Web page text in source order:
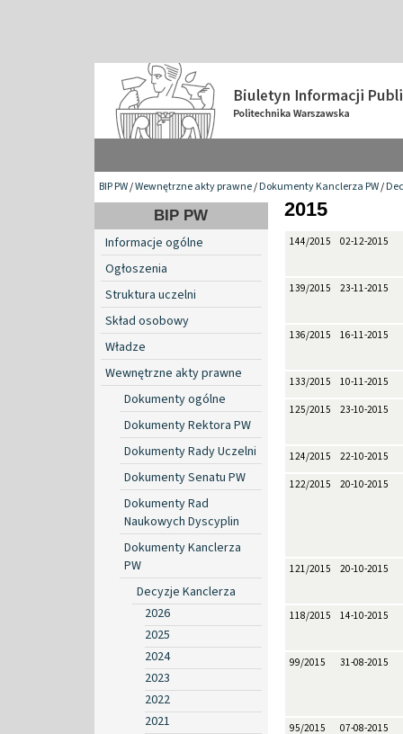
BIP PW/Wewnętrzne akty prawne/Dokumenty Kanclerza PW/
BIP PW
Informacje ogólne
Ogłoszenia
Struktura uczelni
Skład osobowy
Władze
Wewnętrzne akty prawne
Dokumenty ogólne
Dokumenty Rektora PW
Dokumenty Rady Uczelni
Dokumenty Senatu PW
Dokumenty Rad
Naukowych Dyscyplin
Dokumenty Kanclerza
PW
Decyzje Kanclerza
2026
2025
2024
2023
2022
2021
2015
144/2015 02-12-2015
139/2015 23-11-2015
136/2015 16-11-2015
133/2015 10-11-2015
125/2015 23-10-2015
124/2015 22-10-2015
122/2015 20-10-2015
121/2015 20-10-2015
118/2015 14-10-2015
99/2015 31-08-2015
95/2015 07-08-2015